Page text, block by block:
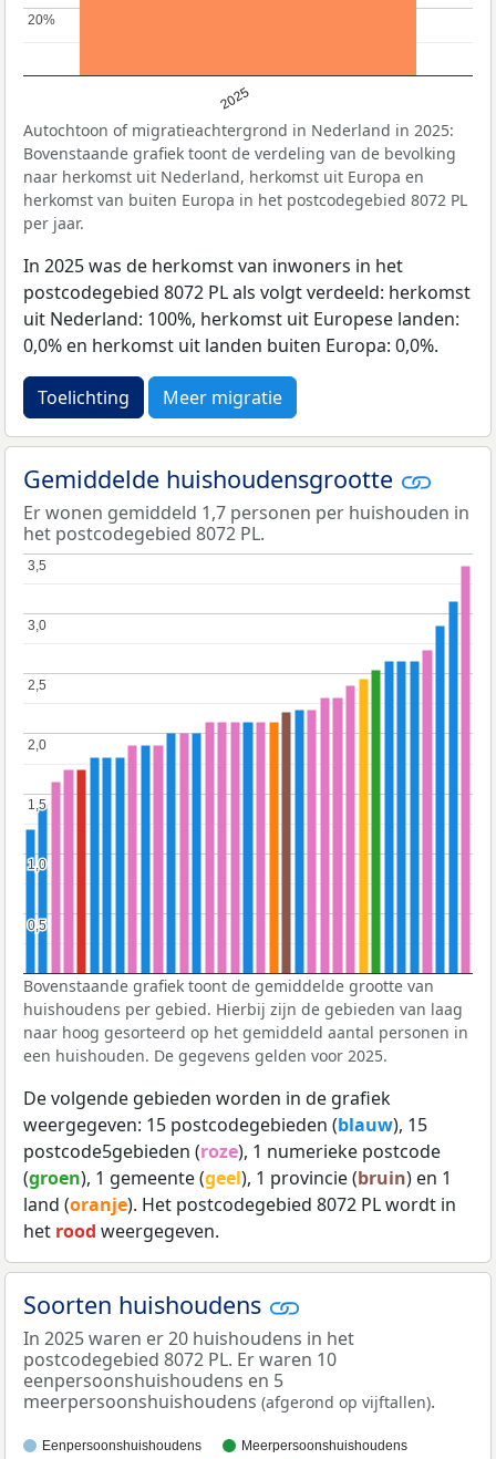
2025
20%
20%
Autochtoon of migratieachtergrond in Nederland in 2025:
Bovenstaande grafiek toont de verdeling van de bevolking
naar herkomst uit Nederland, herkomst uit Europa en
herkomst van buiten Europa in het postcodegebied 8072 PL
per jaar.
In 2025 was de herkomst van inwoners in het
postcodegebied 8072 PL als volgt verdeeld: herkomst
uit Nederland: 100%, herkomst uit Europese landen:
0,0% en herkomst uit landen buiten Europa: 0,0%.
Toelichting Meer migratie
Gemiddelde huishoudensgrootte
Er wonen gemiddeld 1,7 personen per huishouden in
het postcodegebied 8072 PL.
0,5
0,5
1,0
1,0
1,5
1,5
2,0
2,0
2,5
2,5
3,0
3,0
3,5
3,5
Bovenstaande grafiek toont de gemiddelde grootte van
huishoudens per gebied. Hierbij zijn de gebieden van laag
naar hoog gesorteerd op het gemiddeld aantal personen in
een huishouden. De gegevens gelden voor 2025.
De volgende gebieden worden in de grafiek
weergegeven: 15 postcodegebieden (blauw), 15
postcode5gebieden (roze), 1 numerieke postcode
(groen), 1 gemeente (geel), 1 provincie (bruin) en 1
land (oranje). Het postcodegebied 8072 PL wordt in
het rood weergegeven.
Soorten huishoudens
In 2025 waren er 20 huishoudens in het
postcodegebied 8072 PL. Er waren 10
eenpersoonshuishoudens en 5
meerpersoonshuishoudens (afgerond op vijftallen).
Eenpersoonshuishoudens Meerpersoonshuishoudens